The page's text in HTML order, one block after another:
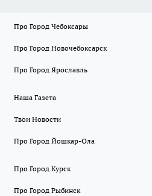
Про Город Чебоксары
Про Город Новочебоксарск
Про Город Ярославль
Наша Газета
Твои Новости
Про Город Йошкар-Ола
Про Город Курск
Про Город Рыбинск